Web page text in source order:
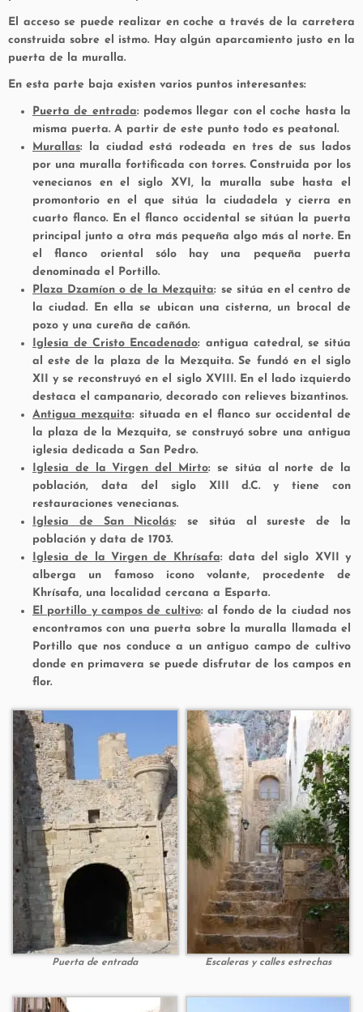
El acceso se puede realizar en coche a través de la carretera
construida sobre el istmo. Hay algún aparcamiento justo en la
puerta de la muralla.
En esta parte baja existen varios puntos interesantes:
Puerta de entrada: podemos llegar con el coche hasta la
misma puerta. A partir de este punto todo es peatonal.
Murallas: la ciudad está rodeada en tres de sus lados
por una muralla fortificada con torres. Construida por los
venecianos en el siglo XVI, la muralla sube hasta el
promontorio en el que sitúa la ciudadela y cierra en
cuarto flanco. En el flanco occidental se sitúan la puerta
principal junto a otra más pequeña algo más al norte. En
el flanco oriental sólo hay una pequeña puerta
denominada el Portillo.
Plaza Dzamíon ode la Mezquita: se sitúa en el centro de
la ciudad. En ella se ubican una cisterna, un brocal de
pozo y una cureña de cañón.
Iglesia de Cristo Encadenado: antigua catedral, se sitúa
al este de la plaza de la Mezquita. Se fundó en el siglo
XII y se reconstruyó en el siglo XVIII. En el lado izquierdo
destaca el campanario, decorado con relieves bizantinos.
Antigua mezquita: situada en el flanco sur occidental de
la plaza de la Mezquita, se construyó sobre una antigua
iglesia dedicada a San Pedro.
Iglesia de la Virgen del Mirto: se sitúa al norte de la
población, data del siglo XIII d.C. y tiene con
restauraciones venecianas.
Iglesia de San Nicolás: se sitúa al sureste de la
población y data de 1703.
Iglesia de la Virgen de Khrísafa: data del siglo XVII y
alberga un famoso icono volante, procedente de
Khrísafa, una localidad cercana a Esparta.
El portillo y campos de cultivo: al fondo de la ciudad nos
encontramos con una puerta sobre la muralla llamada el
Portillo que nos conduce a un antiguo campo de cultivo
donde en primavera se puede disfrutar de los campos en
flor.
Puerta de entrada Escaleras y calles estrechas